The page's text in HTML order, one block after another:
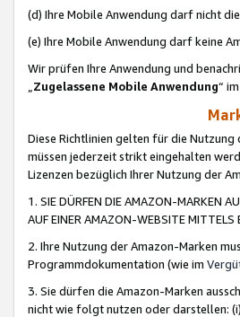
(d) Ihre Mobile Anwendung darf nicht
(e) Ihre Mobile Anwendung darf keine
Wir prüfen Ihre Anwendung und
„Zugelassene Mobile Anwendung“
Diese Richtlinien gelten für die
müssen jederzeit strikt eingehalten
Lizenzen bezüglich Ihrer Nutzung der
1. SIE DÜRFEN DIE AMAZON-MARKEN
AUF EINER AMAZON-WEBSITE MITTELS
2. Ihre Nutzung der Amazon-Marken
Programmdokumentation (wie im
3. Sie dürfen die Amazon-Marken
nicht wie folgt nutzen oder darstellen: